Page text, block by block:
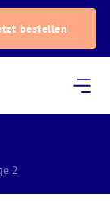
bestellen
2